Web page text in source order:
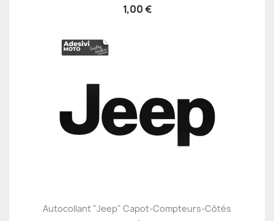
1,00 €
Autocollant "Jeep" Capot-Compteurs-Côtés